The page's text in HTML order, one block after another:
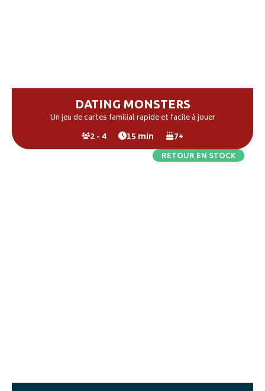
DATING MONSTERS
Un jeu de cartes familial rapide et facile à jouer
2 - 4 15 min 7+
RETOUR EN STOCK